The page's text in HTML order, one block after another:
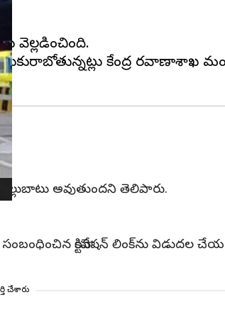
వెల్లడించింది.
కేంద్ర రవాణాశాఖ
అవుతుందని తెలిపారు.
యాక్టివేషన్ లింక్‌ను విడుదల
చేశారు